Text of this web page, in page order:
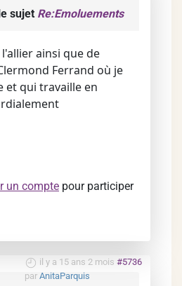
sujet Re:Emoluements
l'allier ainsi que de
Ferrand où je
et qui travaille en
un compte pour participer
il y a 15 ans 2 mois #5736
par AnitaParquis